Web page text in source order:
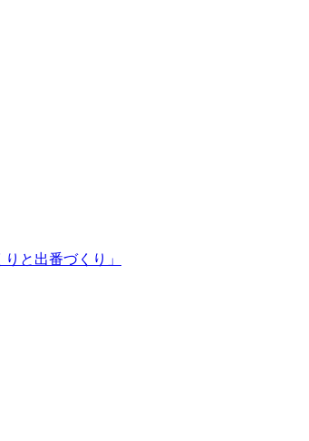
と出番づくり」